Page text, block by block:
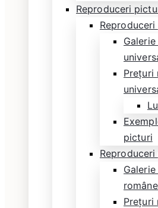
Reproduceri
Prețuri
picturi
Prețuri